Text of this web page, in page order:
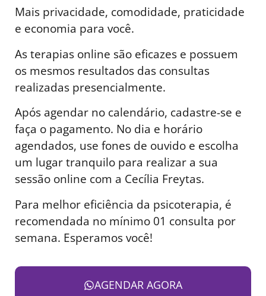
Mais privacidade, comodidade, praticidade
e economia para você.
As terapias online são eficazes e possuem
os mesmos resultados das consultas
realizadas presencialmente.
Após agendar no calendário, cadastre-se e
faça o pagamento. No dia e horário
agendados, use fones de ouvido e escolha
um lugar tranquilo para realizar a sua
sessão online com a Cecília Freytas.
Para melhor eficiência da psicoterapia, é
recomendada no mínimo 01 consulta por
semana. Esperamos você!
AGENDAR AGORA